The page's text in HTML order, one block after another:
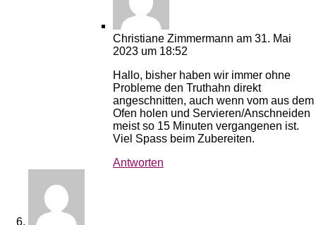
Christiane Zimmermann am 31. Mai
2023 um 18:52
Hallo, bisher haben wir immer ohne
Probleme den Truthahn direkt
angeschnitten, auch wenn vom aus dem
Ofen holen und Servieren/Anschneiden
meist so 15 Minuten vergangenen ist.
Viel Spass beim Zubereiten.
Antworten